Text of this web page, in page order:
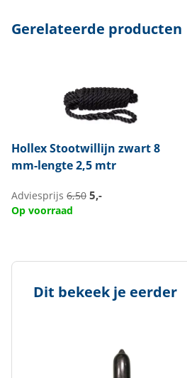
Gerelateerde producten
HollexStootwillijn zwart 8
mm-lengte 2,5 mtr
Adviesprijs 6,50 5,-
Op voorraad
Dit bekeek je eerder